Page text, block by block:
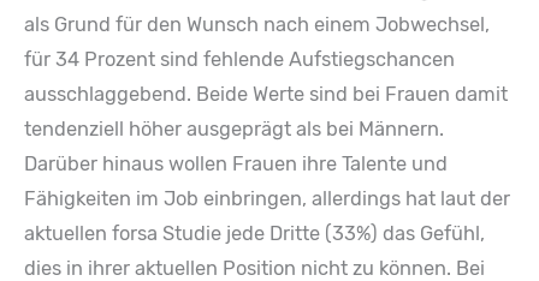
als Grund für den Wunsch nach einem Jobwechsel,
für 34 Prozent sind fehlende Aufstiegschancen
ausschlaggebend. Beide Werte sind bei Frauen damit
tendenziell höher ausgeprägt als bei Männern.
Darüber hinaus wollen Frauen ihre Talente und
Fähigkeiten im Job einbringen, allerdings hat laut der
aktuellen forsa Studie jede Dritte (33%) das Gefühl,
dies in ihrer aktuellen Position nicht zu können. Bei